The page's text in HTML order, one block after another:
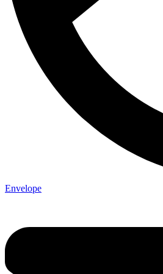
Envelope